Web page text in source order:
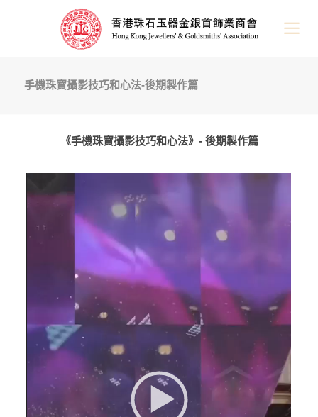
手機珠寶攝影技巧和心法-後期製作篇
《手機珠寶攝影技巧和心法》- 後期製作篇
Player